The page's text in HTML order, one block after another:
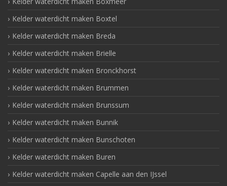
Kelder waterdicht maken Boxtel
Kelder waterdicht maken Breda
Kelder waterdicht maken Brielle
Kelder waterdicht maken Bronckhorst
Kelder waterdicht maken Brummen
Kelder waterdicht maken Brunssum
Kelder waterdicht maken Bunnik
Kelder waterdicht maken Bunschoten
Kelder waterdicht maken Buren
Kelder waterdicht maken Capelle aan den IJssel